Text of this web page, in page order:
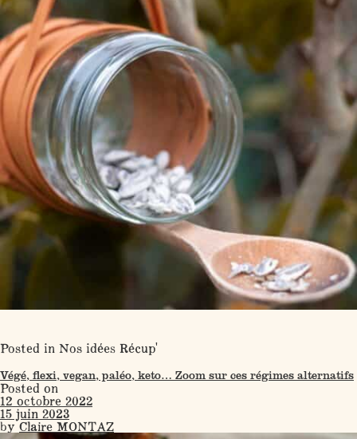
Posted in Nos idées Récup'
Végé, flexi, vegan, paléo, keto… Zoom sur ces régimes alternatifs
Posted on
12 octobre 2022
15 juin 2023
byClaire MONTAZ